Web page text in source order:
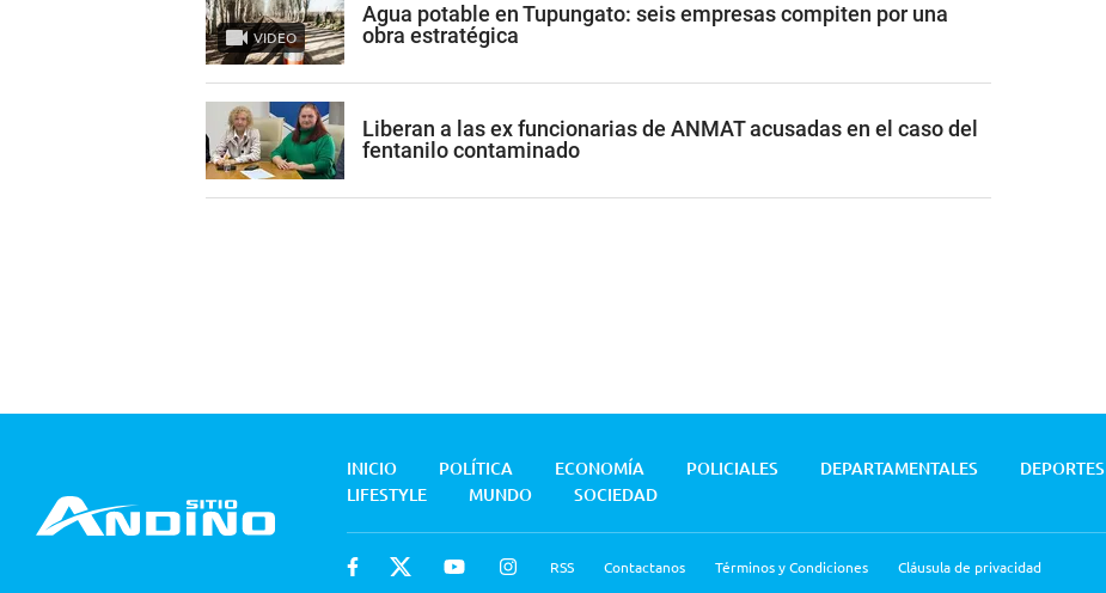
VIDEO
Agua potable en Tupungato: seis empresas compiten por una
obra estratégica
Liberan a las ex funcionarias de ANMAT acusadas en el caso del
fentanilo contaminado
INICIO POLÍTICA ECONOMÍA POLICIALES DEPARTAMENTALES DEPORTES
LIFESTYLE
MUNDO SOCIEDAD
RSS Contactanos Términos y Condiciones Cláusula de privacidad